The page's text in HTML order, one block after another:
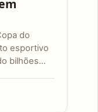
do
esportivo
bilhões…